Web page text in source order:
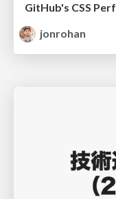
GitHub's CSS
jonrohan